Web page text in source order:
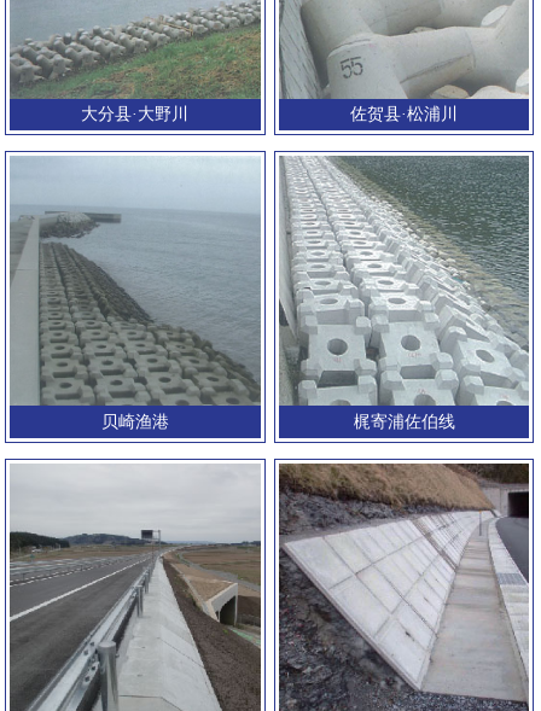
大分县·大野川 佐贺县·松浦川
贝崎渔港 梶寄浦佐伯线